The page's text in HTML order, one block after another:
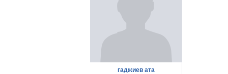
гаджиев ата